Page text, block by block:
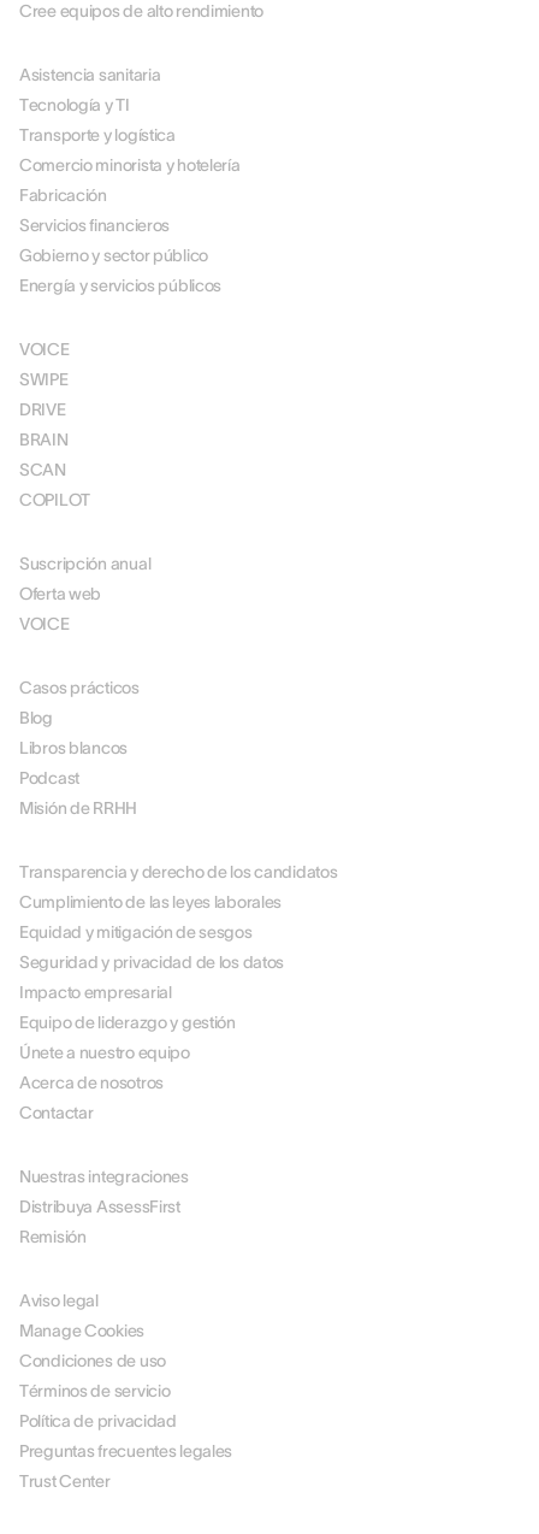
Cree equipos de alto rendimiento
Asistencia sanitaria
Tecnología y TI
Transporte y logística
Comercio minorista y hotelería
Fabricación
Servicios financieros
Gobierno y sector público
Energía y servicios públicos
VOICE
SWIPE
DRIVE
BRAIN
SCAN
COPILOT
Suscripción anual
Oferta web
VOICE
Casos prácticos
Blog
Libros blancos
Podcast
Misión de RRHH
Transparencia y derecho de los candidatos
Cumplimiento de las leyes laborales
Equidad y mitigación de sesgos
Seguridad y privacidad de los datos
Impacto empresarial
Equipo de liderazgo y gestión
Únete a nuestro equipo
Acerca de nosotros
Contactar
Nuestras integraciones
Distribuya AssessFirst
Remisión
Aviso legal
Manage Cookies
Condiciones de uso
Términos de servicio
Política de privacidad
Preguntas frecuentes legales
Trust Center